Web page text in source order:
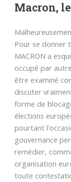
Macron,
Pour se donner
MACRON a
occupé par
être examiné
discuter
forme de
élections
pourtant
gouvernance
remédier,
organisation
toute